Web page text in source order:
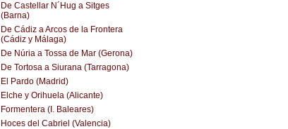
De Castellar N´Hug a Sitges
(Barna)
De Cádiz a Arcos de la Frontera
(Cádiz y Málaga)
De Núria a Tossa de Mar (Gerona)
De Tortosa a Siurana (Tarragona)
El Pardo (Madrid)
Elche y Orihuela (Alicante)
Formentera (I. Baleares)
Hoces del Cabriel (Valencia)